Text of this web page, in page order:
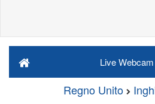
Live Webcam
Regno Unito